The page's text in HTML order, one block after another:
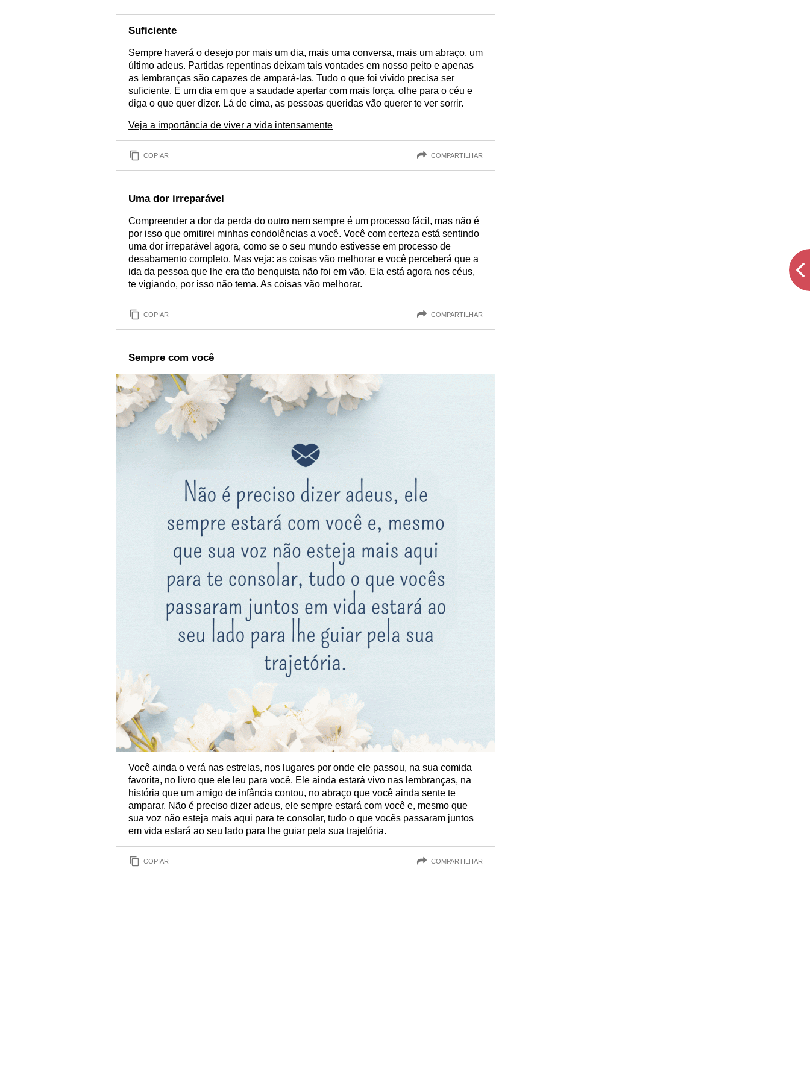
Suficiente
Sempre haverá o desejo por mais um dia, mais uma conversa, mais um abraço, um
último adeus. Partidas repentinas deixam tais vontades em nosso peito e apenas
as lembranças são capazes de ampará-las. Tudo o que foi vivido precisa ser
suficiente. E um dia em que a saudade apertar com mais força, olhe para o céu e
diga o que quer dizer. Lá de cima, as pessoas queridas vão querer te ver sorrir.
Veja a importância de viver a vida intensamente
COPIAR COMPARTILHAR
Uma dor irreparável
Compreender a dor da perda do outro nem sempre é um processo fácil, mas não é
por isso que omitirei minhas condolências a você. Você com certeza está sentindo
uma dor irreparável agora, como se o seu mundo estivesse em processo de
desabamento completo. Mas veja: as coisas vão melhorar e você perceberá que a
ida da pessoa que lhe era tão benquista não foi em vão. Ela está agora nos céus,
te vigiando, por isso não tema. As coisas vão melhorar.
COPIAR COMPARTILHAR
Sempre com você
Você ainda o verá nas estrelas, nos lugares por onde ele passou, na sua comida
favorita, no livro que ele leu para você. Ele ainda estará vivo nas lembranças, na
história que um amigo de infância contou, no abraço que você ainda sente te
amparar. Não é preciso dizer adeus, ele sempre estará com você e, mesmo que
sua voz não esteja mais aqui para te consolar, tudo o que vocês passaram juntos
em vida estará ao seu lado para lhe guiar pela sua trajetória.
COPIAR COMPARTILHAR